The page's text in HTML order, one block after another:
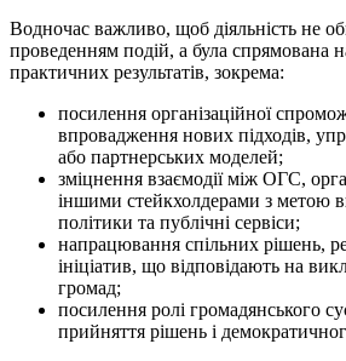
Водночас важливо, щоб діяльність не
проведенням подій, а була спрямована
практичних результатів, зокрема:
посилення організаційної
впровадження нових підходів,
або партнерських моделей;
зміцнення взаємодії між ОГС,
іншими стейкхолдерами з метою
політики та публічні сервіси;
напрацювання спільних рішень,
ініціатив, що відповідають на
громад;
посилення ролі громадянського
прийняття рішень і